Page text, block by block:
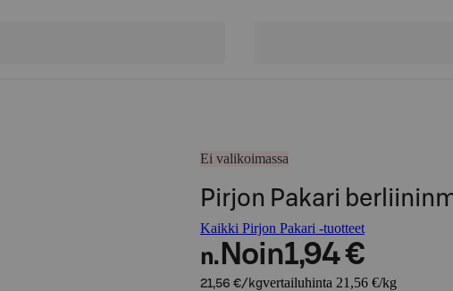
Ei valikoimassa
Pirjon Pakari
Kaikki Pirjon Pakari -tuotteet
n. Noin1,94 €
21,56 €/kgvertailuhinta 21,56 €/kg